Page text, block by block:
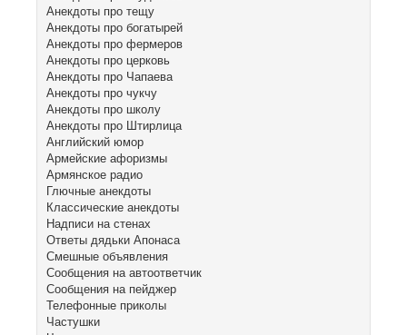
Анекдоты про тещу
Анекдоты про богатырей
Анекдоты про фермеров
Анекдоты про церковь
Анекдоты про Чапаева
Анекдоты про чукчу
Анекдоты про школу
Анекдоты про Штирлица
Английский юмор
Армейские афоризмы
Армянское радио
Глючные анекдоты
Классические анекдоты
Надписи на стенах
Ответы дядьки Апонаса
Смешные объявления
Сообщения на автоответчик
Сообщения на пейджер
Телефонные приколы
Частушки